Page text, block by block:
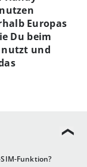
Funktion?
Europas
Du beim
und